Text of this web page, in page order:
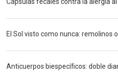
El Sol visto como nunca: remolinos
Anticuerpos biespecíficos: doble